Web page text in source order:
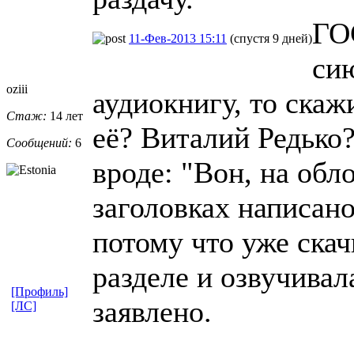
oziii
Стаж: 14 лет
Сообщений: 6
11-Фев-2013 15:11 (спустя 9 дней)
аудиокнигу, то
её? Виталий
вроде: "Вон, на
заголовках
потому что уже
разделе и
заявлено.
[Профиль]
[ЛС]